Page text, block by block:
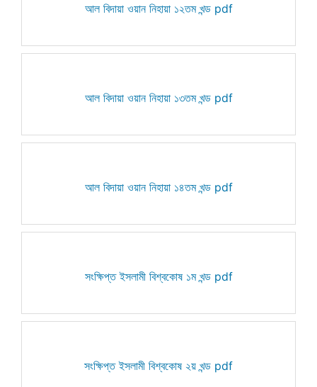
আল বিদায়া ওয়ান নিহায়া ১২তম খন্ড pdf
আল বিদায়া ওয়ান নিহায়া ১৩তম খন্ড pdf
আল বিদায়া ওয়ান নিহায়া ১৪তম খন্ড pdf
সংক্ষিপ্ত ইসলামী বিশ্বকোষ ১ম খন্ড pdf
সংক্ষিপ্ত ইসলামী বিশ্বকোষ ২য় খন্ড pdf